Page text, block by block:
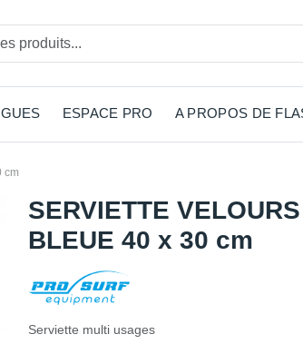
ESPACE PRO A PROPOS DE
cm
SERVIETTE
BLEUE 40 x 30 cm
Serviette multi usages